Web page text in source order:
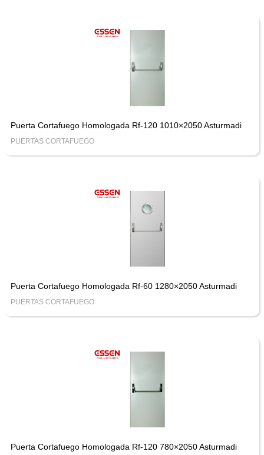
Puerta Cortafuego Homologada Rf-120 1010×2050 Asturmadi
PUERTAS CORTAFUEGO
Puerta Cortafuego Homologada Rf-60 1280×2050 Asturmadi
PUERTAS CORTAFUEGO
Puerta Cortafuego Homologada Rf-120 780×2050 Asturmadi